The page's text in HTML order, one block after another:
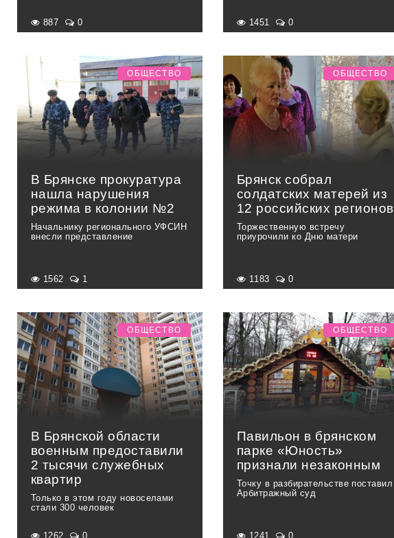
887 0 1451 0
В Брянске прокуратура
нашла нарушения
режима в колонии №2
Начальнику регионального УФСИН
внесли представление
ОБЩЕСТВО
1562 1
Брянск собрал
солдатских матерей из
12 российских регионов
Торжественную встречу
приурочили ко Дню матери
ОБЩЕСТВО
1183 0
В Брянской области
военным предоставили
2 тысячи служебных
квартир
Только в этом году новоселами
стали 300 человек
ОБЩЕСТВО
1262 0
Павильон в брянском
парке «Юность»
признали незаконным
Точку в разбирательстве поставил
Арбитражный суд
ОБЩЕСТВО
1241 0